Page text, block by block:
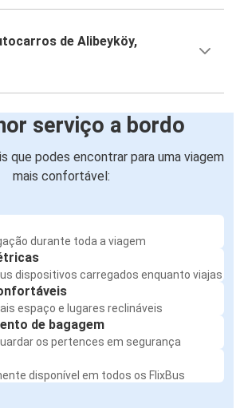
de Alibeyköy,
serviço a bordo
que podes encontrar para uma viagem
mais confortável:
durante toda a viagem
dispositivos carregados enquanto viajas
espaço e lugares reclináveis
de bagagem
os pertences em segurança
disponível em todos os FlixBus